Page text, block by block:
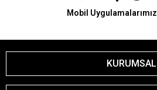
Mobil Uygulamalarımız
KURUMSAL